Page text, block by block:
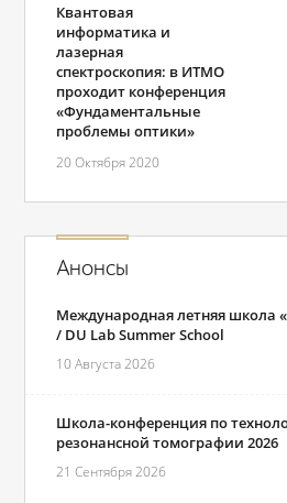
Квантовая
информатика и
лазерная
спектроскопия: в ИТМО
проходит конференция
«Фундаментальные
проблемы оптики»
20 Октября 2020
Анонсы
Международная летняя школа
/ DU Lab Summer School
10 Августа 2026
Школа-конференция по
резонансной томографии 2026
21 Сентября 2026